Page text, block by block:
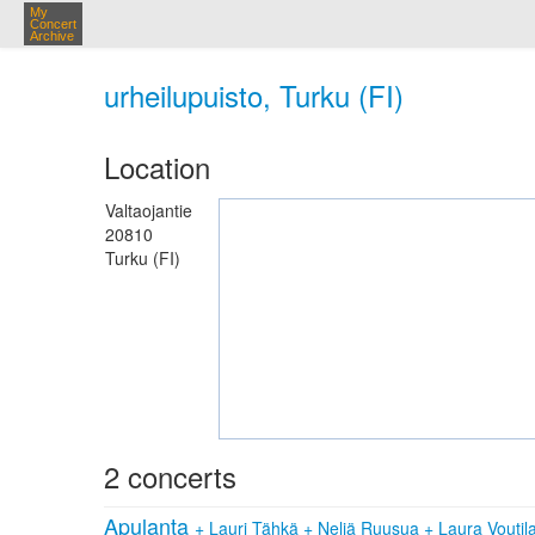
My
Concert
Archive
urheilupuisto, Turku (FI)
Location
Valtaojantie
20810
Turku (FI)
2 concerts
Apulanta + Lauri Tähkä + Neljä Ruusua + Laura